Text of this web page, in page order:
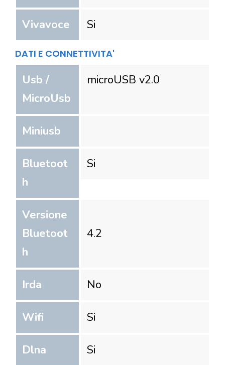
Vivavoce Si
DATI E CONNETTIVITA'
Usb /
MicroUsb
microUSB v2.0
Miniusb
Bluetoot
h
Si
Versione
Bluetoot
h
4.2
Irda No
Wifi Si
Dlna Si